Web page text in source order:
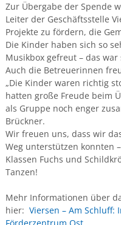
Zur Übergabe der Spende
Leiter der Geschäftsstelle
Projekte zu fördern, die
Die Kinder haben sich so
Musikbox gefreut – das war
Auch die Betreuerinnen
„Die Kinder waren richtig
hatten große Freude beim
als Gruppe noch enger
Brückner.
Wir freuen uns, dass wir
Weg unterstützen konnten
Klassen Fuchs und
Tanzen!
Mehr Informationen über
hier: Viersen – Am